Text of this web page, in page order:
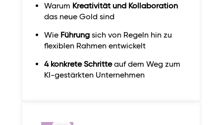
Warum Kreativität und Kollaboration
das neue Gold sind
Wie Führung sich von Regeln hin zu
flexiblen Rahmen entwickelt
4 konkrete Schritteauf dem Weg zum
KI-gestärkten Unternehmen